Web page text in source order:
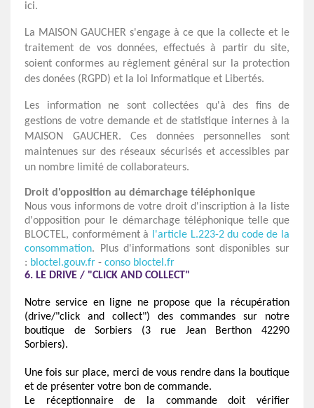
ici.
La MAISON GAUCHER s'engage à ce que la collecte et le
traitement de vos données, effectués à partir du site,
soient conformes au règlement général sur la protection
des donées (RGPD) et la loi Informatique et Libertés.
Les information ne sont collectées qu'à des fins de
gestions de votre demande et de statistique internes à la
MAISON GAUCHER. Ces données personnelles sont
maintenues sur des réseaux sécurisés et accessibles par
un nombre limité de collaborateurs.
Droit d'opposition au démarchage téléphonique
Nous vous informons de votre droit d'inscription à la liste
d'opposition pour le démarchage téléphonique telle que
BLOCTEL, conformément à
l'article L.223-2 du code de la
consommation. Plus d'informations sont disponibles sur
: bloctel.gouv.fr - conso bloctel.fr
6. LE DRIVE / "CLICK AND COLLECT"
Notre service en ligne ne propose que la récupération
(drive/"click and collect") des commandes sur notre
boutique de Sorbiers (3 rue Jean Berthon 42290
Sorbiers).
Une fois sur place, merci de vous rendre dans la boutique
et de présenter votre bon de commande.
Le réceptionnaire de la commande doit vérifier